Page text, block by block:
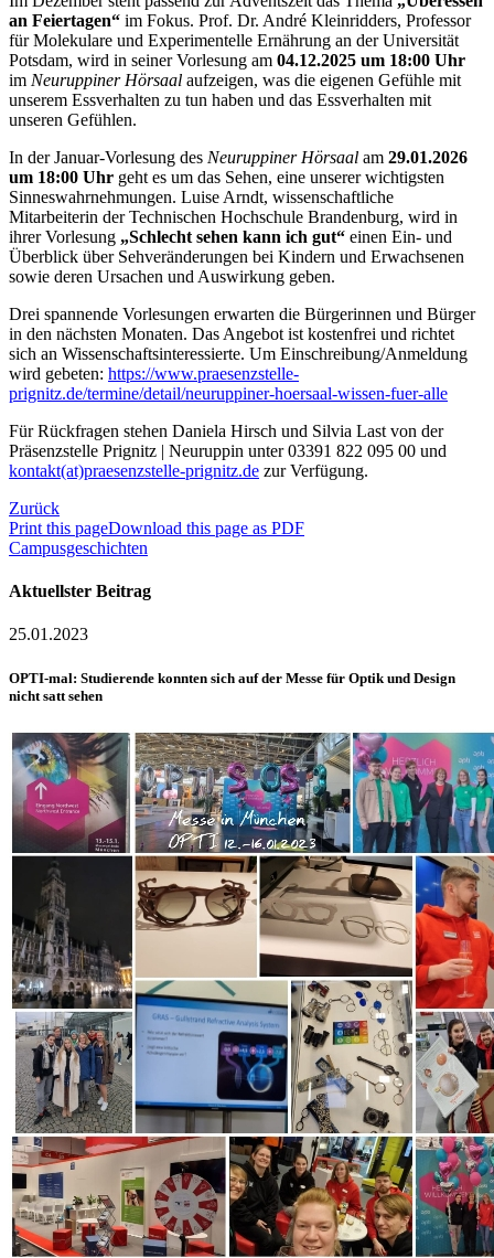
an Feiertagen“ im Fokus. Prof. Dr. André Kleinridders, Professor
für Molekulare und Experimentelle Ernährung an der Universität
Potsdam, wird in seiner Vorlesung am 04.12.2025 um 18:00 Uhr
im Neuruppiner Hörsaal aufzeigen, was die eigenen Gefühle mit
unserem Essverhalten zu tun haben und das Essverhalten mit
unseren Gefühlen.
In der Januar-Vorlesung des Neuruppiner Hörsaal am 29.01.2026
um 18:00 Uhr geht es um das Sehen, eine unserer wichtigsten
Sinneswahrnehmungen. Luise Arndt, wissenschaftliche
Mitarbeiterin der Technischen Hochschule Brandenburg, wird in
ihrer Vorlesung „Schlecht sehen kann ich gut“ einen Ein- und
Überblick über Sehveränderungen bei Kindern und Erwachsenen
sowie deren Ursachen und Auswirkung geben.
Drei spannende Vorlesungen erwarten die Bürgerinnen und Bürger
in den nächsten Monaten. Das Angebot ist kostenfrei und richtet
sich an Wissenschaftsinteressierte. Um Einschreibung/Anmeldung
wird gebeten: https://www.praesenzstelle-
prignitz.de/termine/detail/neuruppiner-hoersaal-wissen-fuer-alle
Für Rückfragen stehen Daniela Hirsch und Silvia Last von der
Präsenzstelle Prignitz | Neuruppin unter 03391 822 095 00 und
kontakt(at)praesenzstelle-prignitz.de zur Verfügung.
Zurück
Print this pageDownload this page as PDF
Campusgeschichten
Aktuellster Beitrag
25.01.2023
OPTI-mal: Studierende konnten sich auf der Messe für Optik und Design
nicht satt sehen